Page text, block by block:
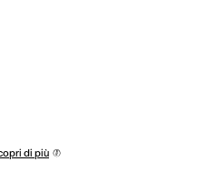
di più